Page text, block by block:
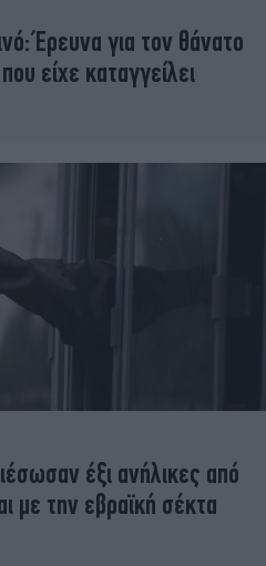
Έρευνα για τον θάνατο
είχε καταγγείλει
έξι ανήλικες από
με την εβραϊκή σέκτα